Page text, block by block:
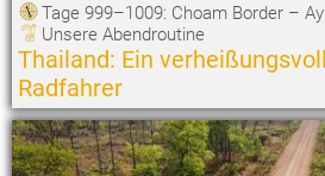
Tage 999–1009: Choam Border –
Unsere Abendroutine
Thailand: Ein
Radfahrer